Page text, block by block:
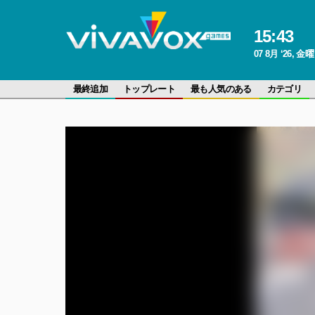
15:43
07 8月 ‘26, 金
最終追加 トップレート 最も人気のある カテゴリ